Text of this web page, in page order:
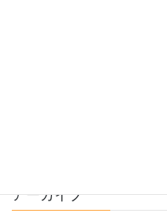
アーカイブ